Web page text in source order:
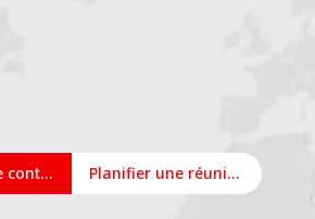
Formulaire de contact Planifier une réunion en ligne